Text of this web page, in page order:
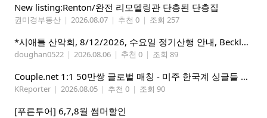
New listing:Renton/완전 리모델링관 단층된 단층집
권미경부동산 | 2026.08.07 | 추천 0 | 조회 257
*시애틀 산악회, 8/12/2026, 수요일 정기산행 안내, Beckler Peak*
doughan0522 | 2026.08.06 | 추천 0 | 조회 89
Couple.net 1:1 50만쌍 글로벌 매칭 - 미주 한국계 싱글들 모이세요
KReporter | 2026.08.05 | 추천 0 | 조회 90
[푸른투어] 6,7,8월 썸머할인